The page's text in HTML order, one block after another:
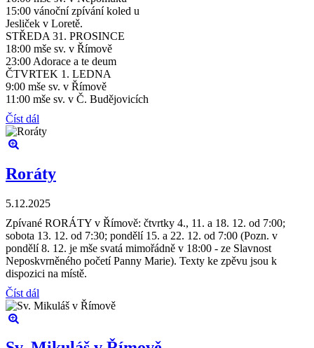
15:00 vánoční zpívání koled u
Jesliček v Loretě.
STŘEDA 31. PROSINCE
18:00 mše sv. v Římově
23:00 Adorace a te deum
ČTVRTEK 1. LEDNA
9:00 mše sv. v Římově
11:00 mše sv. v Č. Budějovicích
Číst dál
Roráty
5.12.2025
Zpívané RORÁTY v Římově: čtvrtky 4., 11. a 18. 12. od 7:00;
sobota 13. 12. od 7:30; pondělí 15. a 22. 12. od 7:00 (Pozn. v
pondělí 8. 12. je mše svatá mimořádně v 18:00 - ze Slavnost
Neposkvrněného početí Panny Marie). Texty ke zpěvu jsou k
dispozici na místě.
Číst dál